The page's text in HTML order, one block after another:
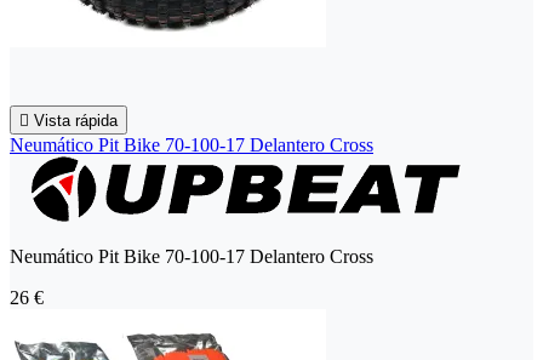
 Vista rápida
Neumático Pit Bike 70-100-17 Delantero Cross
Neumático Pit Bike 70-100-17 Delantero Cross
26 €